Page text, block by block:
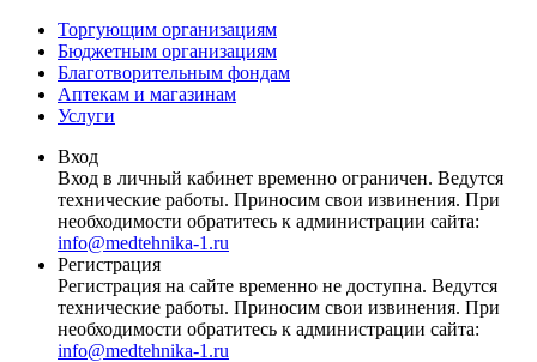
Торгующим организациям
Бюджетным организациям
Благотворительным фондам
Аптекам и магазинам
Услуги
Вход
Вход в личный кабинет временно ограничен. Ведутся
технические работы. Приносим свои извинения. При
необходимости обратитесь к администрации сайта:
info@medtehnika-1.ru
Регистрация
Регистрация на сайте временно не доступна. Ведутся
технические работы. Приносим свои извинения. При
необходимости обратитесь к администрации сайта:
info@medtehnika-1.ru